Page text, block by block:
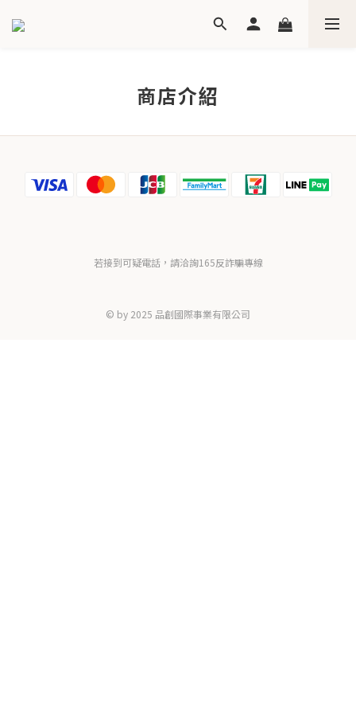
商店介紹
若接到可疑電話，請洽詢165反詐騙專線
© by 2025 品創國際事業有限公司